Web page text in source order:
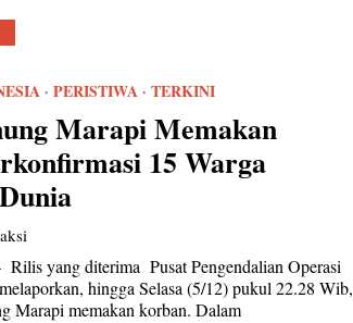
· PERISTIWA· TERKINI
Marapi Memakan
15 Warga
Rilis yang diterima Pusat Pengendalian Operasi
hingga Selasa (5/12) pukul 22.28 Wib,
Marapi memakan korban. Dalam